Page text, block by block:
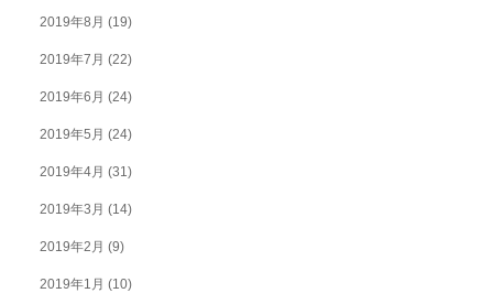
2019年8月 (19)
2019年7月 (22)
2019年6月 (24)
2019年5月 (24)
2019年4月 (31)
2019年3月 (14)
2019年2月 (9)
2019年1月 (10)